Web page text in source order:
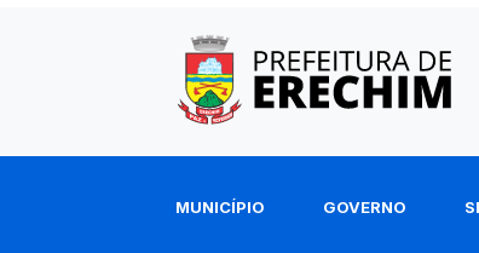
MUNICÍPIO GOVERNO